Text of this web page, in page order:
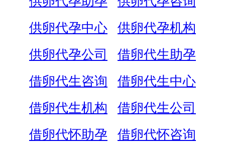
供卵代孕中心
供卵代孕机构
供卵代孕公司
借卵代生助孕
借卵代生咨询
借卵代生中心
借卵代生机构
借卵代生公司
借卵代怀助孕
借卵代怀咨询